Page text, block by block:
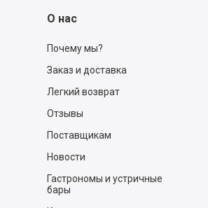
О нас
Почему мы?
Заказ и доставка
Легкий возврат
Отзывы
Поставщикам
Новости
Гастрономы и устричные
бары